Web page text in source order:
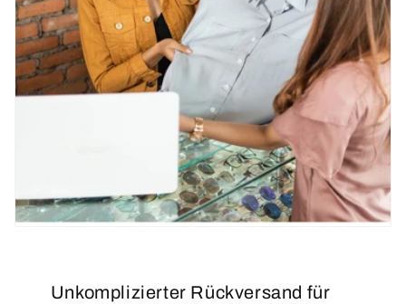
Unkomplizierter Rückversand für